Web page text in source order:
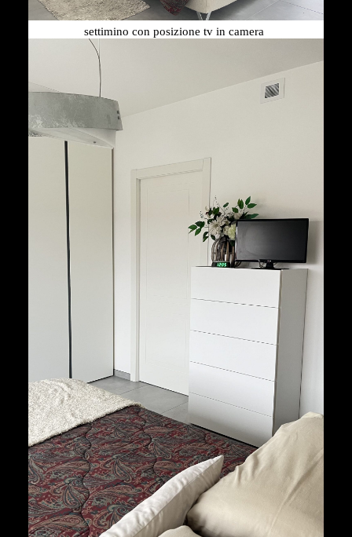
settimino con posizione tv in camera